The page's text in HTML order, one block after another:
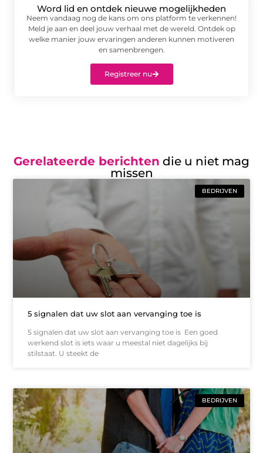
Word lid en ontdek nieuwe mogelijkheden
Neem vandaag nog de kans om ons platform te verkennen!
Meld je aan en deel jouw verhaal met de wereld. Ontdek op
welke manier jouw ervaringen anderen kunnen motiveren
en samenbrengen.
Registreer nu
Gerelateerde berichten die u niet mag
missen
BEDRIJVEN
5 signalen dat uw slot aan vervanging toe is
5 signalen dat uw slot aan vervanging toe is Een goed
werkend slot is iets waar u meestal niet dagelijks bij
stilstaat. U steekt de
BEDRIJVEN